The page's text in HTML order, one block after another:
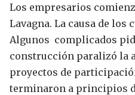
Los empresarios
Lavagna. La causa de los
Algunos complicados
construcción paralizó la
proyectos de
terminaron a principios